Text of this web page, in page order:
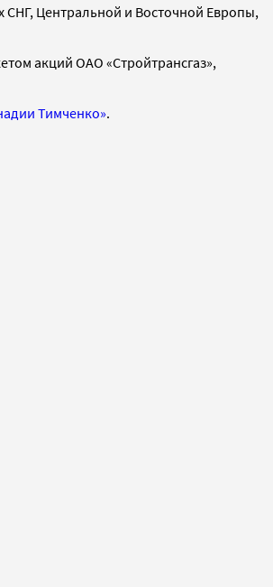
СНГ, Центральной и Восточной Европы,
акций ОАО «Стройтрансгаз»,
Тимченко».